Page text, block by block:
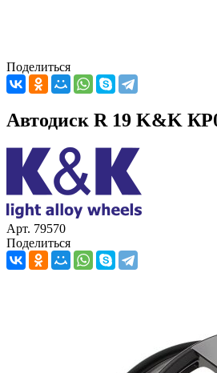
Поделиться
Автодиск R 19 K&K
Арт. 79570
Поделиться